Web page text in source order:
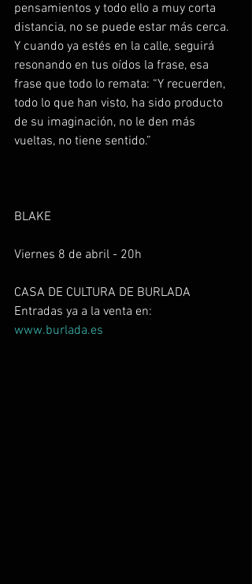
pensamientos y todo ello a muy corta
distancia, no se puede estar más cerca.
Y cuando ya estés en la calle, seguirá
resonando en tus oídos la frase, esa
frase que todo lo remata: “Y recuerden,
todo lo que han visto, ha sido producto
de su imaginación, no le den más
vueltas, no tiene sentido.”
BLAKE
Viernes 8 de abril - 20h
CASA DE CULTURA DE BURLADA
Entradas ya a la venta en:
www.burlada.es